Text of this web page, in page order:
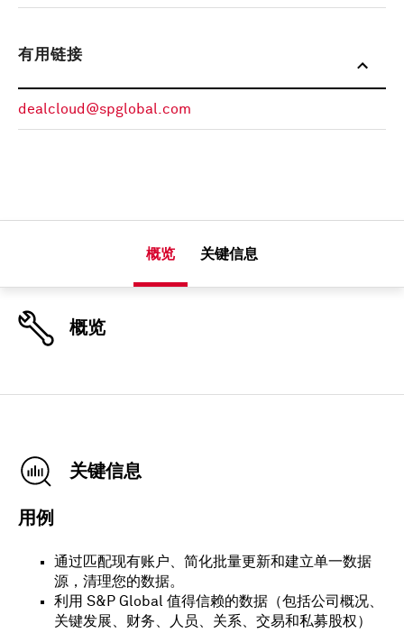
有用链接
dealcloud@spglobal.com
概览 关键信息
概览
关键信息
用例
通过匹配现有账户、简化批量更新和建立单一数据
源，清理您的数据。
利用 S&P Global 值得信赖的数据（包括公司概况、
关键发展、财务、人员、关系、交易和私募股权）